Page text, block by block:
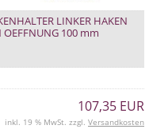
LINKER HAKEN
OEFFNUNG 100 mm
107,35 EUR
inkl. 19 % MwSt. zzgl. Versandkosten